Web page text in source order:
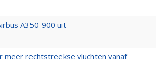
A350-900 uit
meer rechtstreekse vluchten vanaf